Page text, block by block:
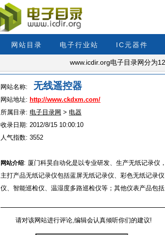
网站目录 电子行业站 IC元器件
www.icdir.org电子目录网分为
网站名称: 无线遥控器
网站地址: http://www.ckdxm.com/
所属目录: 电子目录网 > 电器
收录日期: 2012/8/15 10:00:10
人气指数: 3552
网站介绍: 厦门科昊自动化是以专业研发、生产无纸记录仪
主打产品无纸记录仪包括蓝屏无纸记录仪、彩色无纸记录
仪、智能巡检仪、温湿度多路巡检仪等；其他仪表产品包
请对该网站进行评论,编辑会认真倾听你们的建议!